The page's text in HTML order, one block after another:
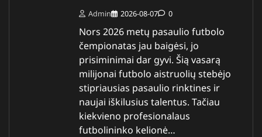
Admin 2026-08-07 0
Nors 2026 metų pasaulio futbolo
čempionatas jau baigėsi, jo
prisiminimai dar gyvi. Šią vasarą
milijonai futbolo aistruolių stebėjo
stipriausias pasaulio rinktines ir
naujai iškilusius talentus. Tačiau
kiekvieno profesionalaus
futbolininko kelionė…